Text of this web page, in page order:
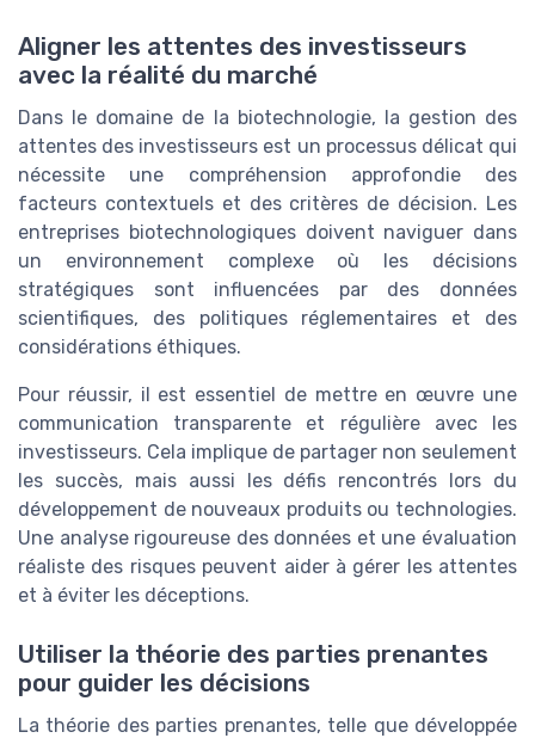
Aligner les attentes des investisseurs
avec la réalité du marché
Dans le domaine de la biotechnologie, la gestion des
attentes des investisseurs est un processus délicat qui
nécessite une compréhension approfondie des
facteurs contextuels et des critères de décision. Les
entreprises biotechnologiques doivent naviguer dans
un environnement complexe où les décisions
stratégiques sont influencées par des données
scientifiques, des politiques réglementaires et des
considérations éthiques.
Pour réussir, il est essentiel de mettre en œuvre une
communication transparente et régulière avec les
investisseurs. Cela implique de partager non seulement
les succès, mais aussi les défis rencontrés lors du
développement de nouveaux produits ou technologies.
Une analyse rigoureuse des données et une évaluation
réaliste des risques peuvent aider à gérer les attentes
et à éviter les déceptions.
Utiliser la théorie des parties prenantes
pour guider les décisions
La théorie des parties prenantes, telle que développée